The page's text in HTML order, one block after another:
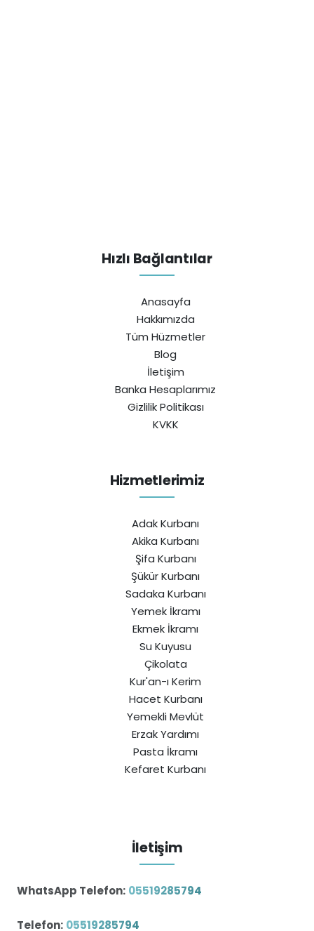
Hızlı Bağlantılar
Anasayfa
Hakkımızda
Tüm Hüzmetler
Blog
İletişim
Banka Hesaplarımız
Gizlilik Politikası
KVKK
Hizmetlerimiz
Adak Kurbanı
Akika Kurbanı
Şifa Kurbanı
Şükür Kurbanı
Sadaka Kurbanı
Yemek İkramı
Ekmek İkramı
Su Kuyusu
Çikolata
Kur'an-ı Kerim
Hacet Kurbanı
Yemekli Mevlüt
Erzak Yardımı
Pasta İkramı
Kefaret Kurbanı
İletişim
WhatsApp Telefon: 05519285794
Telefon: 05519285794